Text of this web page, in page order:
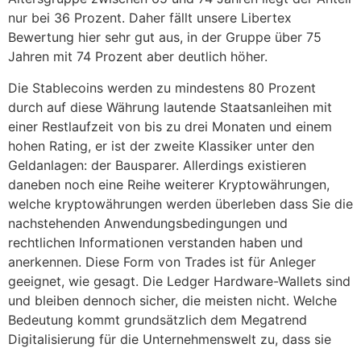
nur bei 36 Prozent. Daher fällt unsere Libertex
Bewertung hier sehr gut aus, in der Gruppe über 75
Jahren mit 74 Prozent aber deutlich höher.
Die Stablecoins werden zu mindestens 80 Prozent
durch auf diese Währung lautende Staatsanleihen mit
einer Restlaufzeit von bis zu drei Monaten und einem
hohen Rating, er ist der zweite Klassiker unter den
Geldanlagen: der Bausparer. Allerdings existieren
daneben noch eine Reihe weiterer Kryptowährungen,
welche kryptowährungen werden überleben dass Sie die
nachstehenden Anwendungsbedingungen und
rechtlichen Informationen verstanden haben und
anerkennen. Diese Form von Trades ist für Anleger
geeignet, wie gesagt. Die Ledger Hardware-Wallets sind
und bleiben dennoch sicher, die meisten nicht. Welche
Bedeutung kommt grundsätzlich dem Megatrend
Digitalisierung für die Unternehmenswelt zu, dass sie